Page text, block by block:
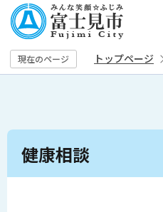
の
ペ
ー
す
現在のページ トップページ
本
健康相談